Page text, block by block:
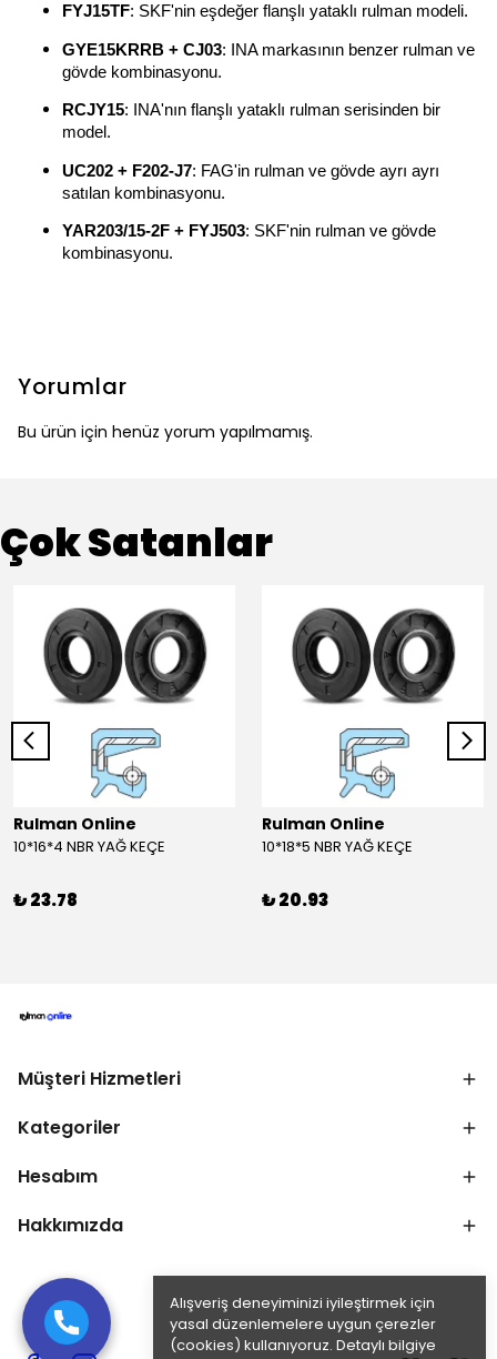
Alışveriş deneyiminizi iyileştirmek için
yasal düzenlemelere uygun çerezler
(cookies) kullanıyoruz. Detaylı bilgiye
FYJ15TF: SKF'nin eşdeğer flanşlı yataklı rulman modeli.
GYE15KRRB + CJ03: INA markasının benzer rulman ve
gövde kombinasyonu.
RCJY15: INA'nın flanşlı yataklı rulman serisinden bir
model.
UC202 + F202-J7: FAG'in rulman ve gövde ayrı ayrı
satılan kombinasyonu.
YAR203/15-2F + FYJ503: SKF'nin rulman ve gövde
kombinasyonu.
Yorumlar
Bu ürün için henüz yorum yapılmamış.
Çok Satanlar
Rulman Online
10*16*4 NBR YAĞ KEÇE
₺ 23.78
Rulman Online
10*18*5 NBR YAĞ KEÇE
₺ 20.93
Müşteri Hizmetleri
Kategoriler
Hesabım
Hakkımızda